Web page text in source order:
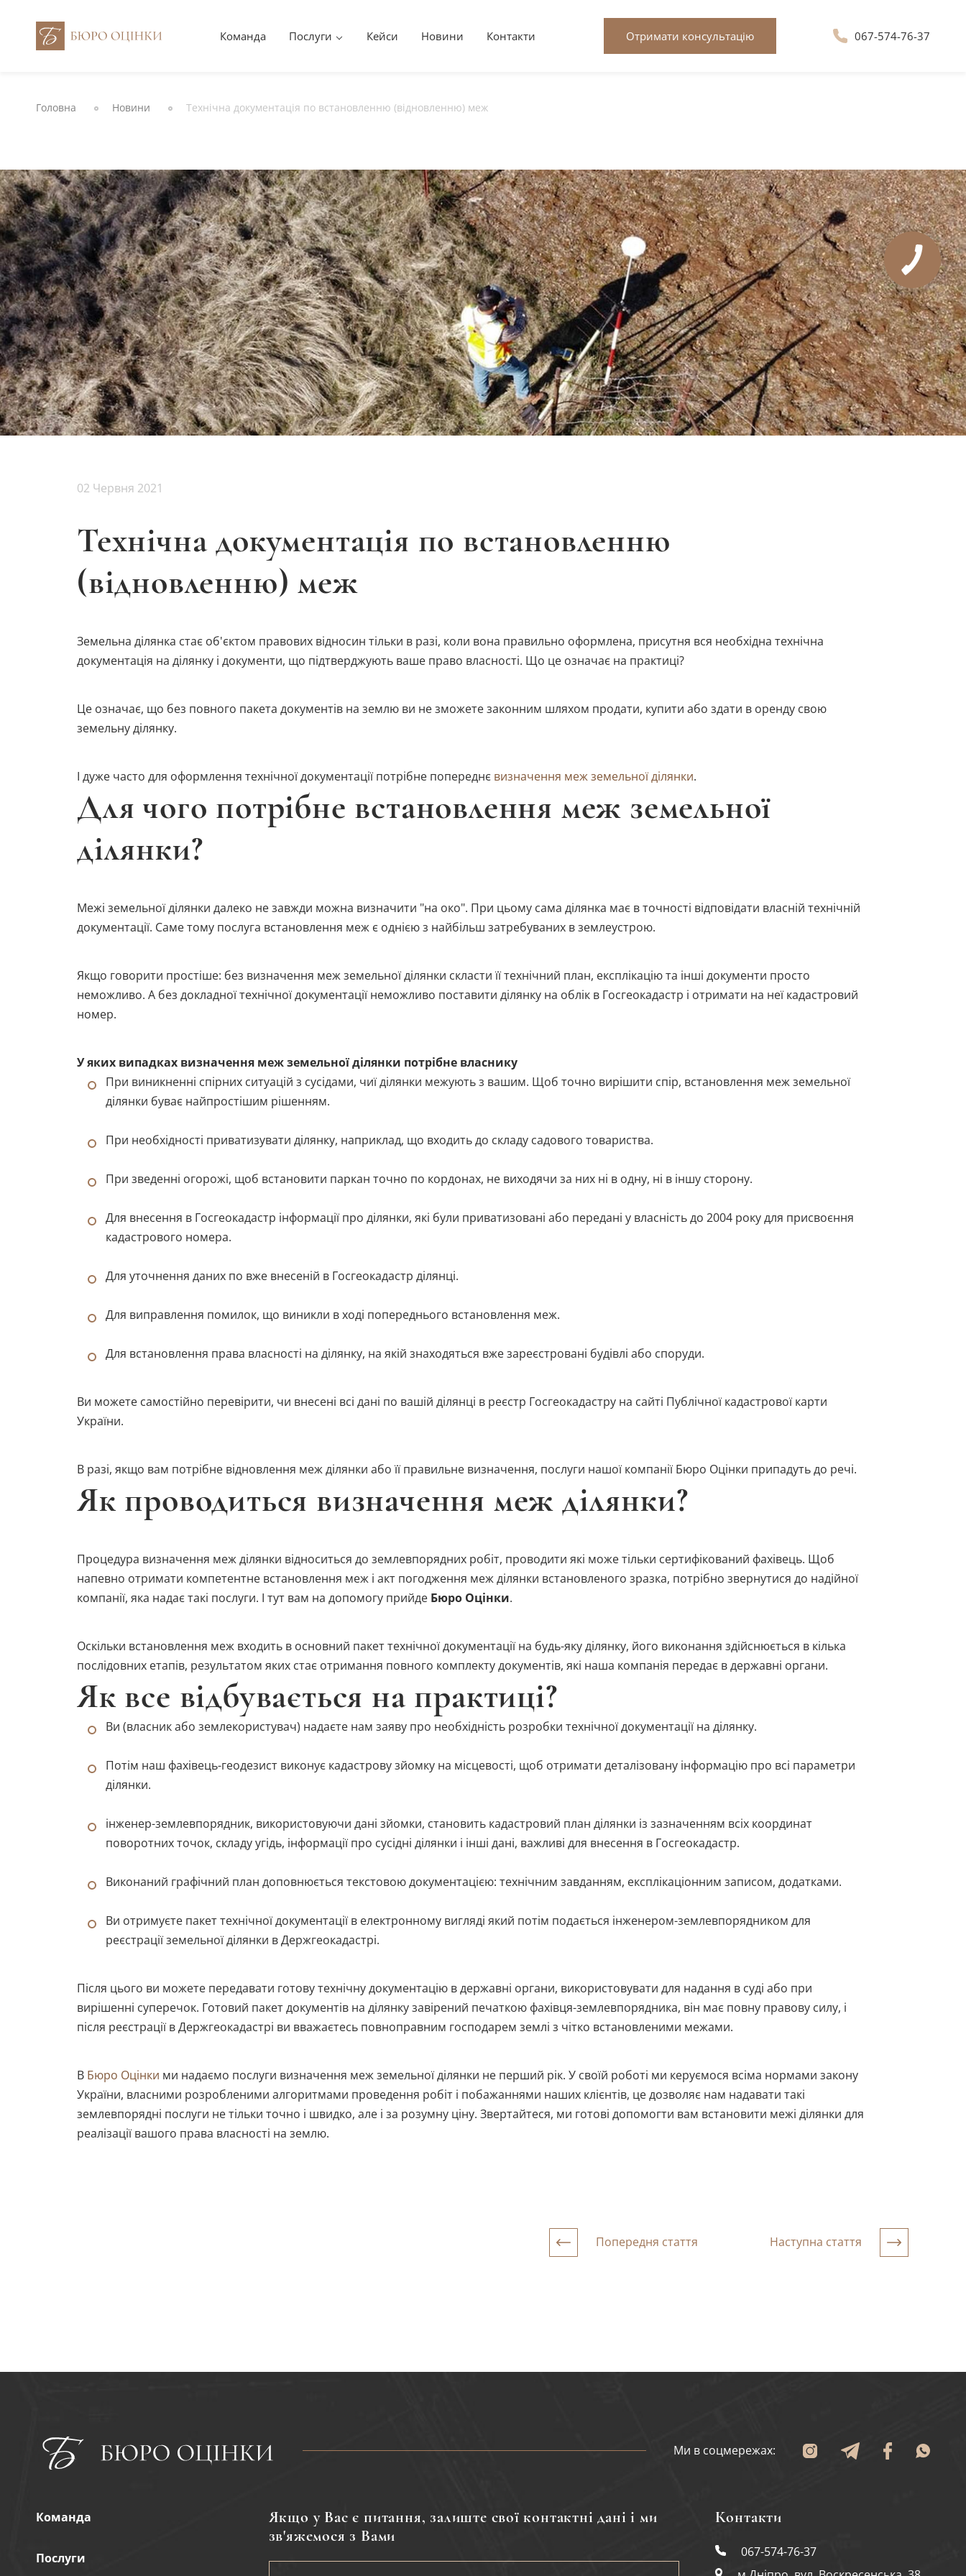
Команда Послуги Кейси Новини Контакти Отримати консультацію 067-574-76-37
Головна Новини Технічна документація по встановленню (відновленню) меж
02 Червня 2021
Технічна документація по встановленню
(відновленню) меж
Земельна ділянка стає об'єктом правових відносин тільки в разі, коли вона правильно оформлена, присутня вся необхідна технічна
документація на ділянку і документи, що підтверджують ваше право власності. Що це означає на практиці?
Це означає, що без повного пакета документів на землю ви не зможете законним шляхом продати, купити або здати в оренду свою
земельну ділянку.
І дуже часто для оформлення технічної документації потрібне попереднє визначення меж земельної ділянки.
Для чого потрібне встановлення меж земельної
ділянки?
Межі земельної ділянки далеко не завжди можна визначити "на око". При цьому сама ділянка має в точності відповідати власній технічній
документації. Саме тому послуга встановлення меж є однією з найбільш затребуваних в землеустрою.
Якщо говорити простіше: без визначення меж земельної ділянки скласти її технічний план, експлікацію та інші документи просто
неможливо. А без докладної технічної документації неможливо поставити ділянку на облік в Госгеокадастр і отримати на неї кадастровий
номер.
У яких випадках визначення меж земельної ділянки потрібне власнику
При виникненні спірних ситуацій з сусідами, чиї ділянки межують з вашим. Щоб точно вирішити спір, встановлення меж земельної
ділянки буває найпростішим рішенням.
При необхідності приватизувати ділянку, наприклад, що входить до складу садового товариства.
При зведенні огорожі, щоб встановити паркан точно по кордонах, не виходячи за них ні в одну, ні в іншу сторону.
Для внесення в Госгеокадастр інформації про ділянки, які були приватизовані або передані у власність до 2004 року для присвоєння
кадастрового номера.
Для уточнення даних по вже внесеній в Госгеокадастр ділянці.
Для виправлення помилок, що виникли в ході попереднього встановлення меж.
Для встановлення права власності на ділянку, на якій знаходяться вже зареєстровані будівлі або споруди.
Ви можете самостійно перевірити, чи внесені всі дані по вашій ділянці в реєстр Госгеокадастру на сайті Публічної кадастрової карти
України.
В разі, якщо вам потрібне відновлення меж ділянки або її правильне визначення, послуги нашої компанії Бюро Оцінки припадуть до речі.
Як проводиться визначення меж ділянки?
Процедура визначення меж ділянки відноситься до землевпорядних робіт, проводити які може тільки сертифікований фахівець. Щоб
напевно отримати компетентне встановлення меж і акт погодження меж ділянки встановленого зразка, потрібно звернутися до надійної
компанії, яка надає такі послуги. І тут вам на допомогу прийде Бюро Оцінки.
Оскільки встановлення меж входить в основний пакет технічної документації на будь-яку ділянку, його виконання здійснюється в кілька
послідовних етапів, результатом яких стає отримання повного комплекту документів, які наша компанія передає в державні органи.
Як все відбувається на практиці?
Ви (власник або землекористувач) надаєте нам заяву про необхідність розробки технічної документації на ділянку.
Потім наш фахівець-геодезист виконує кадастрову зйомку на місцевості, щоб отримати деталізовану інформацію про всі параметри
ділянки.
інженер-землевпорядник, використовуючи дані зйомки, становить кадастровий план ділянки із зазначенням всіх координат
поворотних точок, складу угідь, інформації про сусідні ділянки і інші дані, важливі для внесення в Госгеокадастр.
Виконаний графічний план доповнюється текстовою документацією: технічним завданням, експлікаціонним записом, додатками.
Ви отримуєте пакет технічної документації в електронному вигляді який потім подається інженером-землевпорядником для
реєстрації земельної ділянки в Держгеокадастрі.
Після цього ви можете передавати готову технічну документацію в державні органи, використовувати для надання в суді або при
вирішенні суперечок. Готовий пакет документів на ділянку завірений печаткою фахівця-землевпорядника, він має повну правову силу, і
після реєстрації в Держгеокадастрі ви вважаєтесь повноправним господарем землі з чітко встановленими межами.
В Бюро Оцінки ми надаємо послуги визначення меж земельної ділянки не перший рік. У своїй роботі ми керуємося всіма нормами закону
України, власними розробленими алгоритмами проведення робіт і побажаннями наших клієнтів, це дозволяє нам надавати такі
землевпорядні послуги не тільки точно і швидко, але і за розумну ціну. Звертайтеся, ми готові допомогти вам встановити межі ділянки для
реалізації вашого права власності на землю.
Попередня стаття Наступна стаття
Ми в соцмережах:
Команда
Послуги
Якщо у Вас є питання, залиште свої контактні дані і ми
зв'яжемося з Вами
Контакти
067-574-76-37